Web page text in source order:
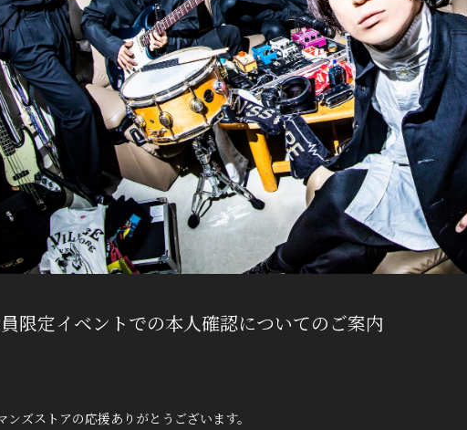
員限定イベントでの本人確認についてのご案内
ンズストアの応援ありがとうございます。